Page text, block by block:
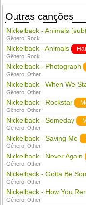
Outras canções
Nickelback - Animals
Gênero: Rock
Nickelback - Animals
Gênero: Rock
Nickelback - Photograph
Gênero:Other
Nickelback - When We
Gênero:Other
Nickelback - Rockstar
Gênero:Other
Nickelback - Someday
Gênero:Other
Nickelback - Saving Me
Gênero:Other
Nickelback - Never Again
Gênero:Other
Nickelback - Gotta Be
Gênero:Other
Nickelback - How You
Gênero:Other